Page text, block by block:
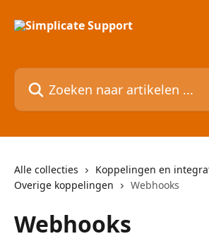
Zoeken naar artikelen ...
Alle collecties
Koppelingen en
Overige koppelingen
Webhooks
Webhooks